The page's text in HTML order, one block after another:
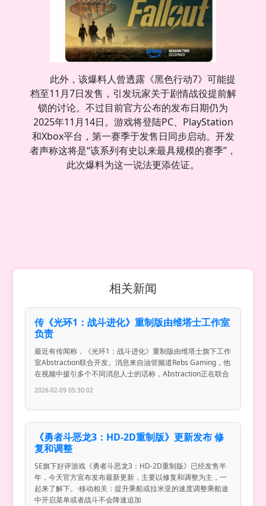
此外，该爆料人曾透露《黑色行动7》可能提
档至11月7日发售，引发玩家关于剧情战役提前解
锁的讨论。不过目前官方公布的发布日期仍为
2025年11月14日。游戏将登陆PC、PlayStation
和Xbox平台，第一赛季于发售日同步启动。开发
者声称这将是“该系列有史以来最具规模的赛季”，
此次爆料为这一说法更添佐证。
相关新闻
传《光环1：战斗进化》重制版由维塔士工作室
负责
最近有传闻称，《光环1：战斗进化》重制版由维塔士旗下工作
室Abstraction联合开发。消息来自油管频道Rebs Gaming，他
在视频中援引多个不同消息人士的话称，Abstraction正在联合
2026-02-09 05:30:02
《勇者斗恶龙3：HD-2D重制版》更新发布 修
复和调整
SE旗下好评游戏《勇者斗恶龙3：HD-2D重制版》已经发售半
年，今天官方宣布发布最新更新，主要以修复和调整为主，一
起来了解下。·移动相关：提升乘船或拉米亚的速度调整乘船途
中开启菜单或者战斗不会降速追加